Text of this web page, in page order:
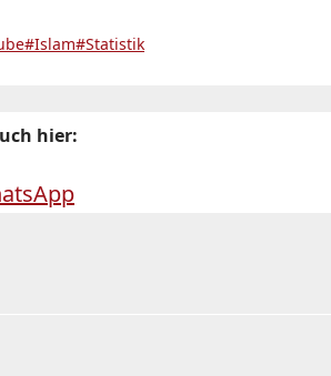
#Islam#Statistik
hier: